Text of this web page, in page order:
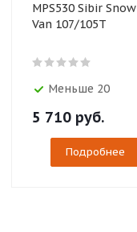
MPS530 Sibir Snow
Van 107/105T
Меньше 20
5 710 руб.
Подробнее